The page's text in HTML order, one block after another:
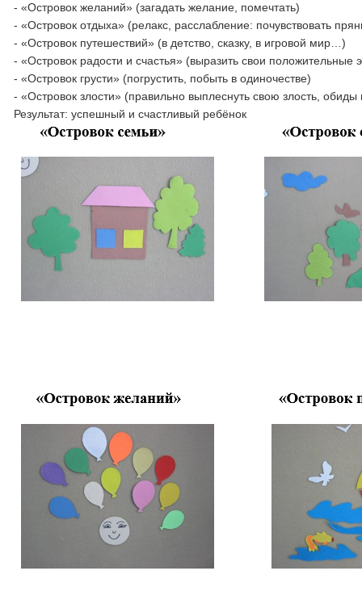
- «Островок желаний» (загадать желание, помечтать)
- «Островок отдыха» (релакс, расслабление: почувствовать
- «Островок путешествий» (в детство, сказку, в игровой мир…)
- «Островок радости и счастья» (выразить свои положительные
- «Островок грусти» (погрустить, побыть в одиночестве)
- «Островок злости» (правильно выплеснуть свою злость,
Результат: успешный и счастливый ребёнок